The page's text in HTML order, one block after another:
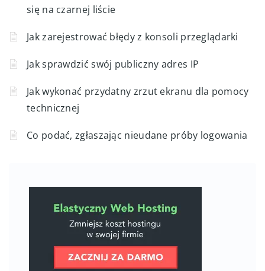
się na czarnej liście
Jak zarejestrować błędy z konsoli przeglądarki
Jak sprawdzić swój publiczny adres IP
Jak wykonać przydatny zrzut ekranu dla pomocy
technicznej
Co podać, zgłaszając nieudane próby logowania